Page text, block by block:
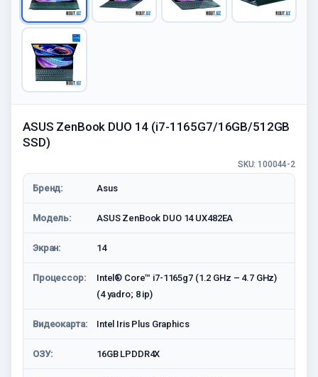
ASUS ZenBook DUO 14 (i7-1165G7/16GB/512GB
SSD)
SKU: 100044-2
Бренд: Asus
Модель: ASUS ZenBook DUO 14 UX482EA
Экран: 14
Процессор:
Intel® Core™ i7-1165g7 (1.2 GHz – 4.7 GHz)
(4 yadro; 8 ip)
Видеокарта: Intel Iris Plus Graphics
ОЗУ: 16GB LPDDR4X